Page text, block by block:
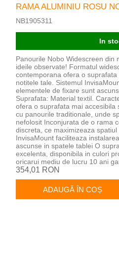
RAMA ALUMINIU ROSU
NB1905311
In
Panourile Nobo Widescreen din
ideile observate! Formatul
contemporana ofera o
notitele tale. Sistemul
elementele de fixare sunt
Suprafata: Material textil.
ofera o suprafata mai accesibila
cu panourile traditionale, unde
nefolosit Inconjurata de o rama
discreta, ce maximizeaza
InvisaMount faciliteaza
ascunse in spatele tablei O
excelenta, disponibila in culori
oricarui mediu de lucru 10 ani
354,01 RON
ADAUGĂ ÎN COȘ